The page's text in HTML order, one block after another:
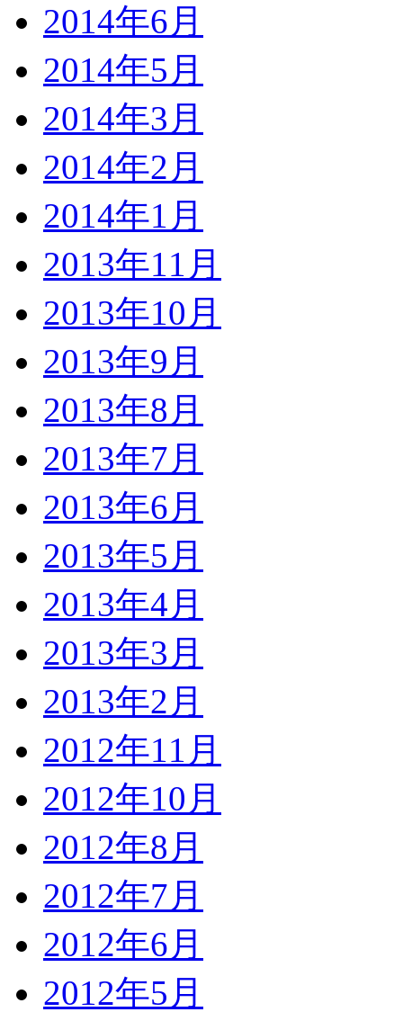
2014年6月
2014年5月
2014年3月
2014年2月
2014年1月
2013年11月
2013年10月
2013年9月
2013年8月
2013年7月
2013年6月
2013年5月
2013年4月
2013年3月
2013年2月
2012年11月
2012年10月
2012年8月
2012年7月
2012年6月
2012年5月